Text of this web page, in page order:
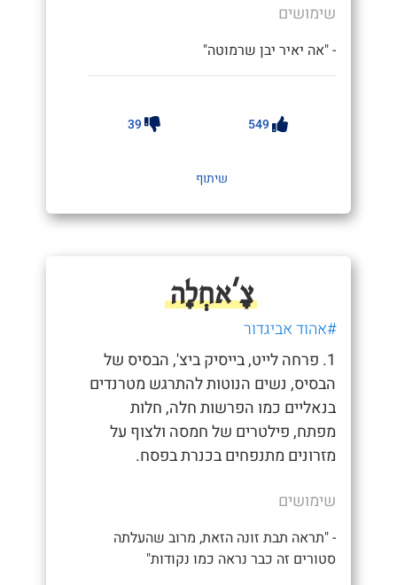
שימושים
- "אה יאיר יבן שרמוטה"
549
39
שיתוף
צָ'אחְלָה
#אהוד אביגדור
1. פרחה לייט, בייסיק ביצ', הבסיס של
הבסיס, נשים הנוטות להתרגש מטרנדים
בנאליים כמו הפרשות חלה, חלות
מפתח, פילטרים של חמסה ולצוף על
מזרונים מתנפחים בכנרת בפסח.
שימושים
- "תראה תבת זונה הזאת, מרוב שהעלתה
סטורים זה כבר נראה כמו נקודות"